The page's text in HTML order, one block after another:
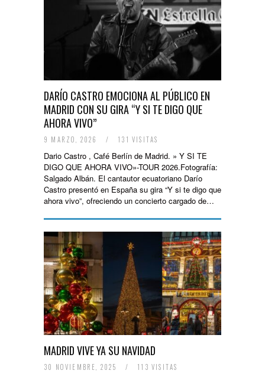
DARÍO CASTRO EMOCIONA AL PÚBLICO EN
MADRID CON SU GIRA “Y SI TE DIGO QUE
AHORA VIVO”
9 MARZO, 2026 / 131 VISITAS
Dario Castro , Café Berlín de Madrid. » Y SI TE
DIGO QUE AHORA VIVO»-TOUR 2026.Fotografía:
Salgado Albán. El cantautor ecuatoriano Darío
Castro presentó en España su gira “Y si te digo que
ahora vivo”, ofreciendo un concierto cargado de…
MADRID VIVE YA SU NAVIDAD
30 NOVIEMBRE, 2025 / 113 VISITAS